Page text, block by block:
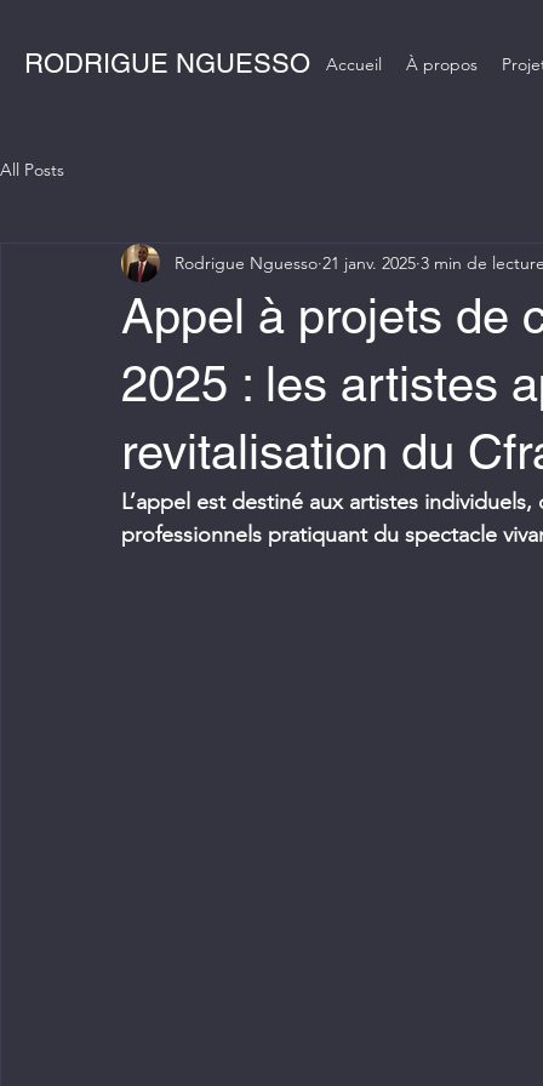
RODRIGUE NGUESSO Accueil À propos
All Posts
Appel à projets de
2025 : les artistes
revitalisation du
Rodrigue Nguesso 21 janv. 2025 3 min de
L’appel est destiné aux artistes
professionnels pratiquant du spectacle